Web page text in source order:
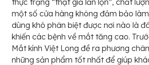
thực trạng “thật giả lẫn lộn”, chất
một số cửa hàng không đảm bảo
dùng khó phân biệt được nơi nào là
khiến các bệnh về mắt tăng cao.
Mắt kính Việt Long đề ra phương
những sản phẩm tốt nhất để giúp